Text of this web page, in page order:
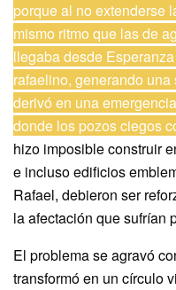
porque al no extenderse
mismo ritmo que las de
llegaba desde
rafaelino, generando
derivó en una
donde los pozos ciegos
hizo imposible construir
e incluso edificios
Rafael, debieron ser
la afectación que sufrían
El problema se agravó
transformó en un círculo